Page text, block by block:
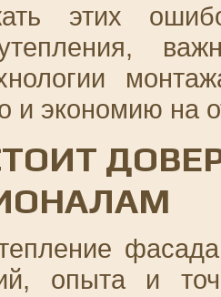
этих
и экономию на
опыта и